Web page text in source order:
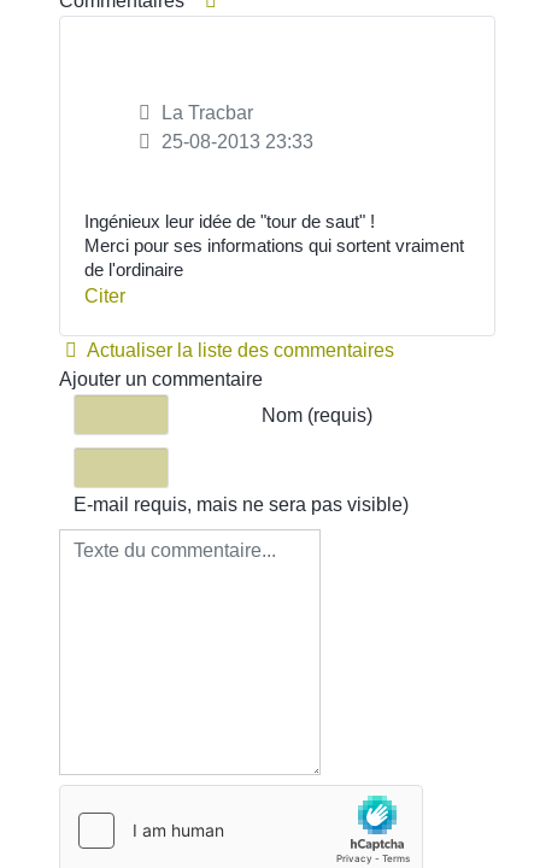
La Tracbar
25-08-2013 23:33
Ingénieux leur idée de "tour de saut" !
Merci pour ses informations qui sortent vraiment
de l'ordinaire
Citer
Actualiser la liste des commentaires
Ajouter un commentaire
Nom (requis)
E-mail requis, mais ne sera pas visible)